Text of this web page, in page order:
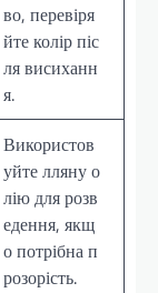
во, перевіря
йте колір піс
ля висиханн
я.
Використов
уйте лляну о
лію для розв
едення, якщ
о потрібна п
розорість.